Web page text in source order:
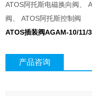
ATOS阿托斯电磁换向阀、
阀、 ATOS阿托斯控制阀
ATOS插装阀AGAM-10/11/
产品咨询